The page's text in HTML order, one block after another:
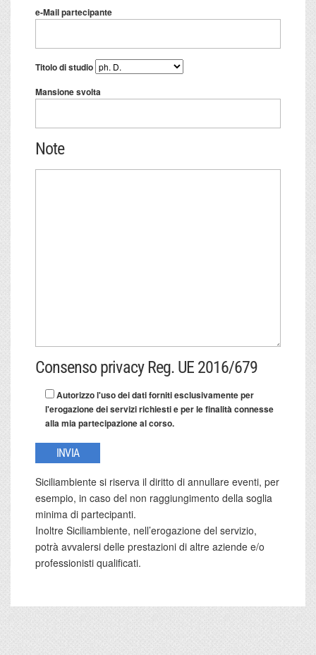
e-Mail partecipante
Titolo di studio
Mansione svolta
Note
Consenso privacy Reg. UE 2016/679
Autorizzo l'uso dei dati forniti esclusivamente per
l'erogazione dei servizi richiesti e per le finalità connesse
alla mia partecipazione al corso.
Siciliambiente si riserva il diritto di annullare eventi, per
esempio, in caso del non raggiungimento della soglia
minima di partecipanti.
Inoltre Siciliambiente, nell’erogazione del servizio,
potrà avvalersi delle prestazioni di altre aziende e/o
professionisti qualificati.